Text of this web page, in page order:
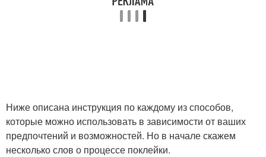
Ниже описана инструкция по каждому из способов,
которые можно использовать в зависимости от ваших
предпочтений и возможностей. Но в начале скажем
несколько слов о процессе поклейки.